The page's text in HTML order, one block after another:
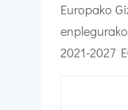
Europako
2021-2027